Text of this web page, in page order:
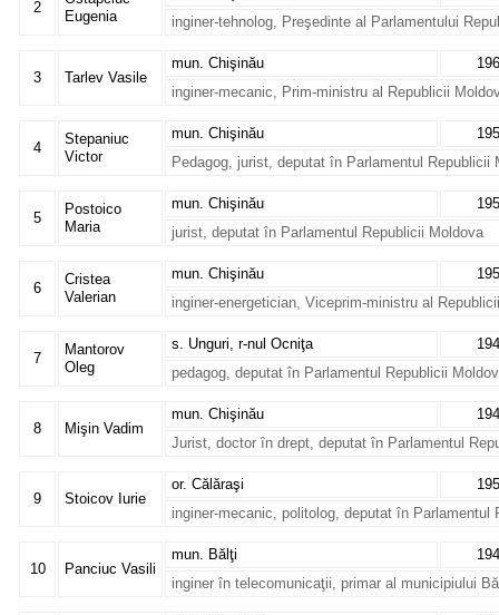
2
Eugenia
inginer-tehnolog, Preşedinte al Parlamentului
3 Tarlev Vasile
mun. Chişinău
inginer-mecanic, Prim-ministru al Republicii
4
Stepaniuc
Victor
mun. Chişinău
Pedagog, jurist, deputat în Parlamentul Republicii
5
Postoico
Maria
mun. Chişinău
jurist, deputat în Parlamentul Republicii Moldova
6
Cristea
Valerian
mun. Chişinău
inginer-energetician, Viceprim-ministru al
7
Mantorov
Oleg
s. Unguri, r-nul Ocniţa
pedagog, deputat în Parlamentul Republicii
8 Mişin Vadim
mun. Chişinău
Jurist, doctor în drept, deputat în Parlamentul
9 Stoicov Iurie
or. Călăraşi
inginer-mecanic, politolog, deputat în Parlamentul
10 Panciuc Vasili
mun. Bălţi
inginer în telecomunicaţii, primar al municipiului